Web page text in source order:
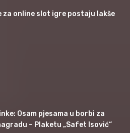
za online slot igre postaju lakše
Osam pjesama u borbi za
– Plaketu „Safet Isović“